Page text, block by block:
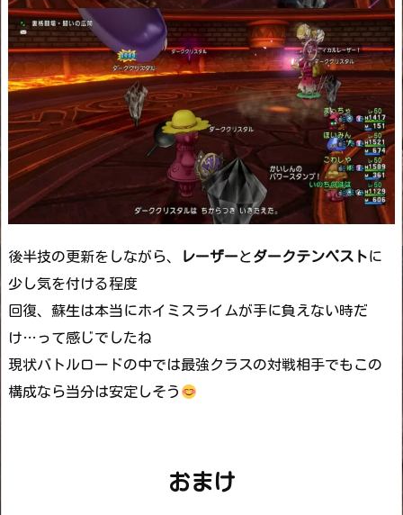
後半技の更新をしながら、 レーザーとダークテンペストに
少し気を付ける程度
回復、蘇生は本当にホイミスライムが手に負えない時だ
け…って感じでしたね
現状バトルロードの中では最強クラスの対戦相手でもこの
構成なら当分は安定しそう
おまけ